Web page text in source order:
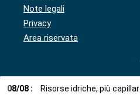
Note legali
Privacy
Area riservata
08/08 : Risorse idriche, più